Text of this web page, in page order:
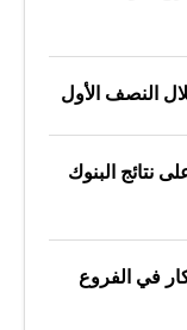
نتائج البنوك
في الفروع